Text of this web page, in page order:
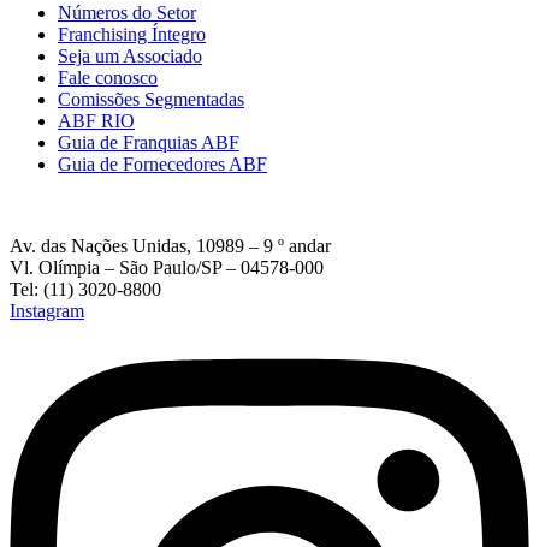
Números do Setor
Franchising Íntegro
Seja um Associado
Fale conosco
Comissões Segmentadas
ABF RIO
Guia de Franquias ABF
Guia de Fornecedores ABF
Av. das Nações Unidas, 10989 – 9 º andar
Vl. Olímpia – São Paulo/SP – 04578-000
Tel: (11) 3020-8800
Instagram